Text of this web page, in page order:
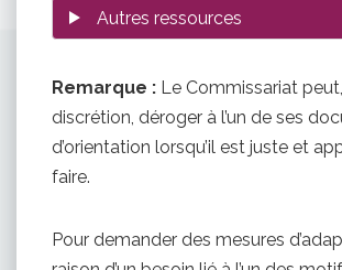
Remarque : Le Commissariat
discrétion, déroger à l’un de ses
d’orientation lorsqu’il est juste et
faire.
Pour demander des mesures